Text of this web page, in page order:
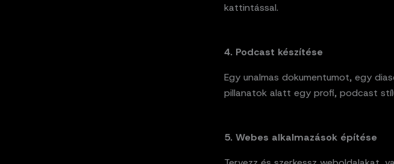
kattintással.
4. Podcast készítése
Egy unalmas dokumentumot, egy
pillanatok alatt egy profi, podcast
5. Webes alkalmazások építése